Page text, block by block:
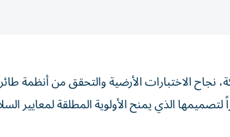
لتصميمها الذي يمنح الأولوية المطلقة لمعايير